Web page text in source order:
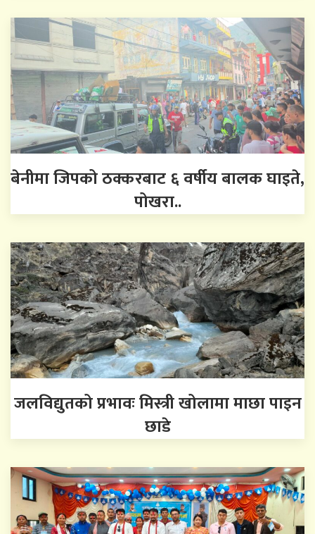
बेनीमा जिपको ठक्करबाट ६ वर्षीय बालक घाइते,
पोखरा..
जलविद्युतको प्रभावः मिस्त्री खोलामा माछा पाइन
छाडे